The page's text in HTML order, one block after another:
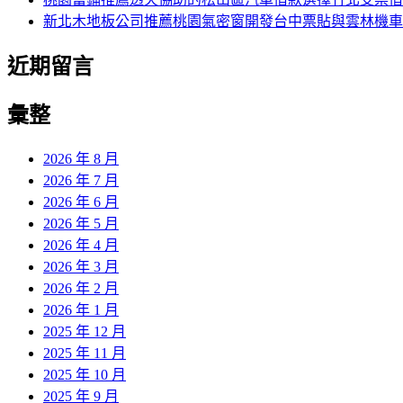
新北木地板公司推薦桃園氣密窗開發台中票貼與雲林機
近期留言
彙整
2026 年 8 月
2026 年 7 月
2026 年 6 月
2026 年 5 月
2026 年 4 月
2026 年 3 月
2026 年 2 月
2026 年 1 月
2025 年 12 月
2025 年 11 月
2025 年 10 月
2025 年 9 月